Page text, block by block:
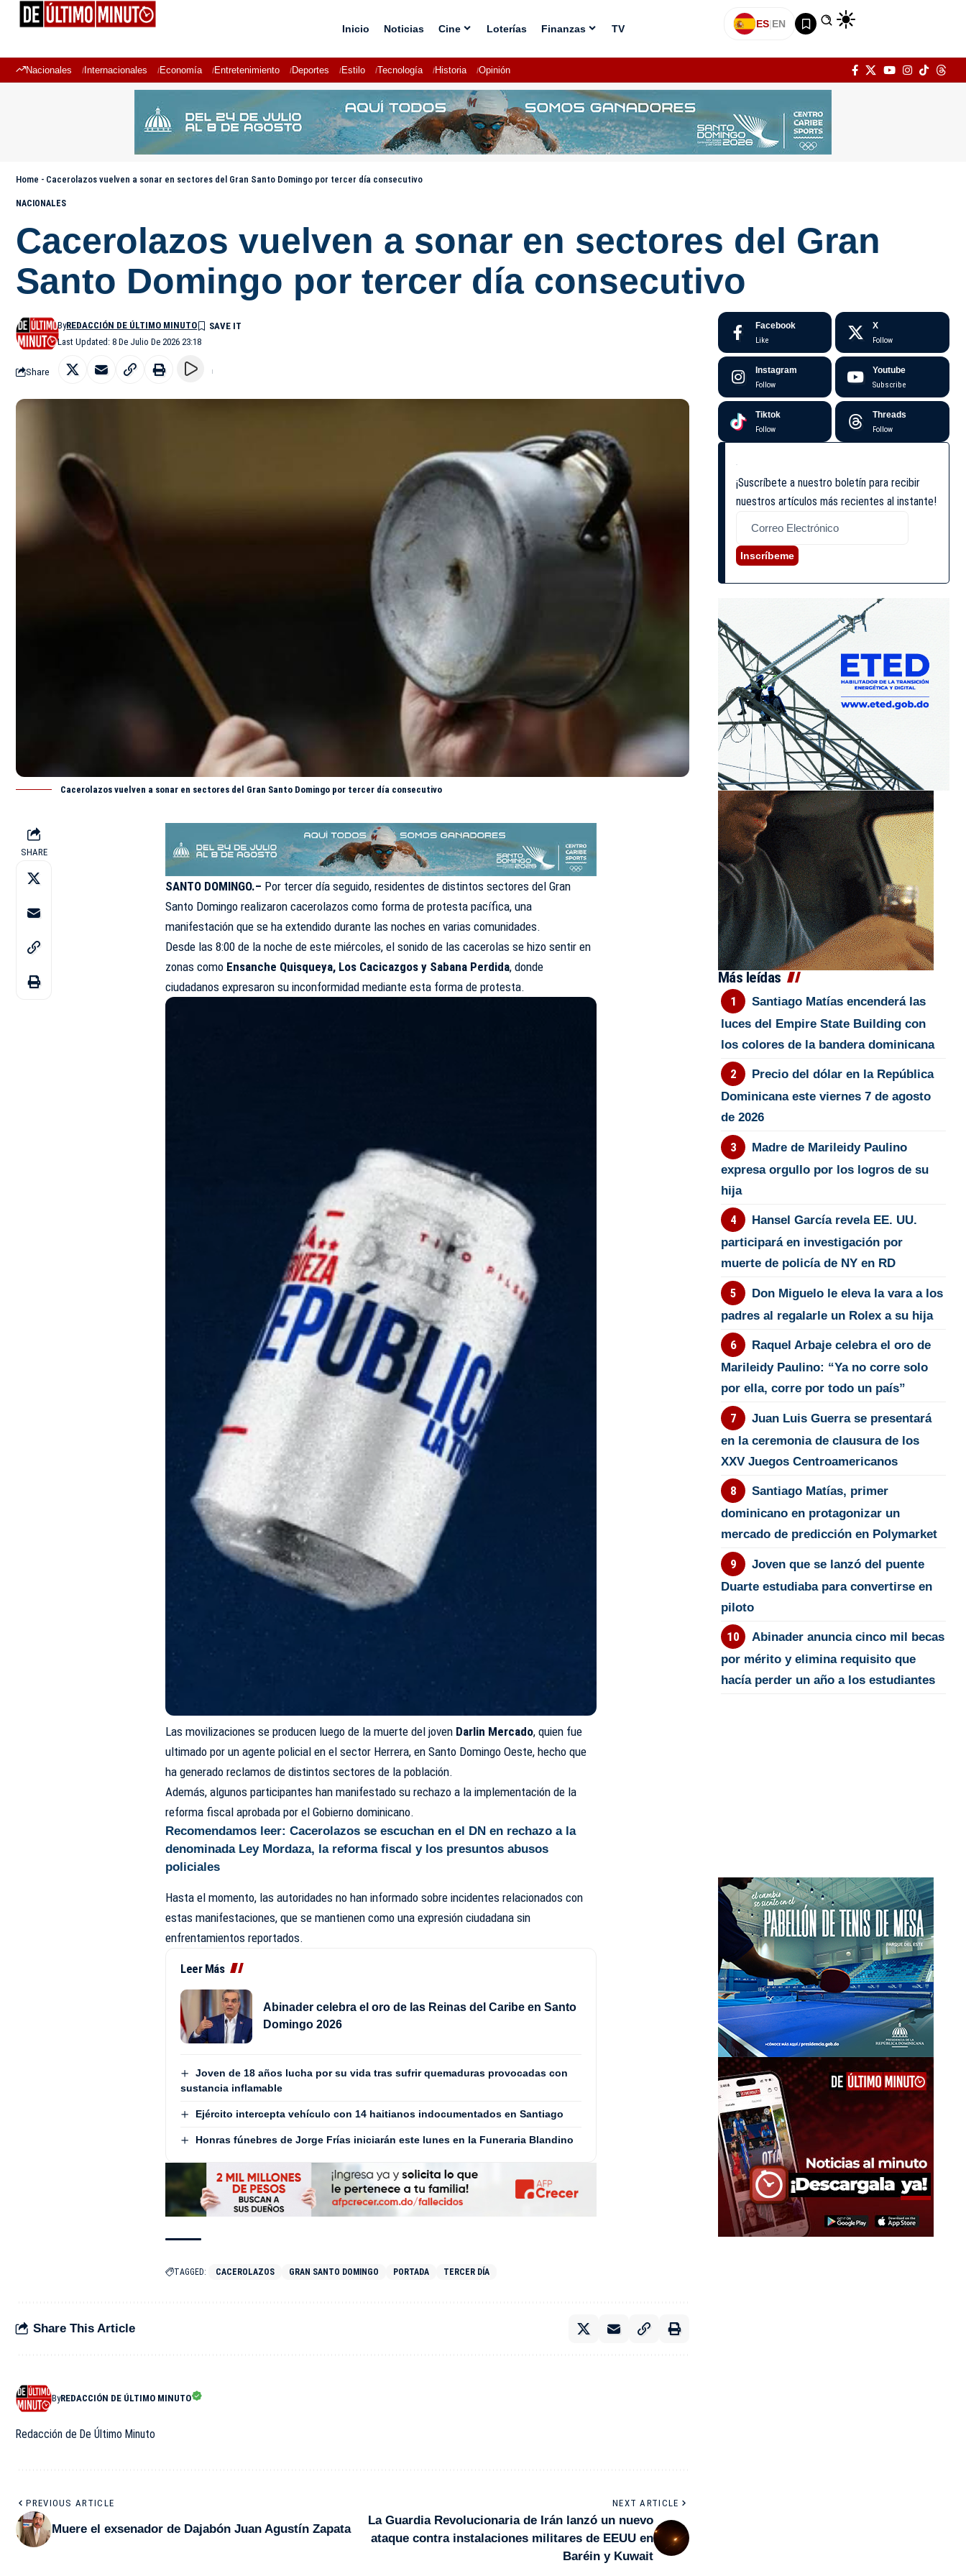
Inicio Noticias Cine Loterías Finanzas TV ES|EN
Nacionales Internacionales Economía Entretenimiento Deportes Estilo Tecnología Historia Opinión
Home - Cacerolazos vuelven a sonar en sectores del Gran Santo Domingo por tercer día consecutivo
NACIONALES
Cacerolazos vuelven a sonar en sectores del Gran
Santo Domingo por tercer día consecutivo
Last Updated: 8 De Julio De 2026 23:18
ByREDACCIÓN DE ÚLTIMO MINUTO
Share
Cacerolazos vuelven a sonar en sectores del Gran Santo Domingo por tercer día consecutivo
SHARE
SANTO DOMINGO.– Por tercer día seguido, residentes de distintos sectores delGran
Santo Domingorealizaron cacerolazos como forma de protesta pacífica, una
manifestación que se ha extendido durante las noches en varias comunidades.
Desde las 8:00 de la noche de este miércoles, el sonido de las cacerolas se hizo sentir en
zonas como Ensanche Quisqueya, Los Cacicazgos y Sabana Perdida, donde
ciudadanos expresaron su inconformidad mediante esta forma de protesta.
Las movilizaciones se producen luego de la muerte del joven Darlin Mercado, quien fue
ultimado por un agente policial en el sector Herrera, en Santo Domingo Oeste, hecho que
ha generado reclamos de distintos sectores de la población.
Además, algunos participantes han manifestado su rechazo a la implementación de la
reforma fiscal aprobada por el Gobierno dominicano.
Recomendamos leer:Cacerolazos se escuchan en el DN en rechazo a la
denominada Ley Mordaza, la reforma fiscal y los presuntos abusos
policiales
Hasta el momento, las autoridades no han informado sobre incidentes relacionados con
estas manifestaciones, que se mantienen como una expresión ciudadana sin
enfrentamientos reportados.
Leer Más
Abinader celebra el oro de las Reinas del Caribe en Santo
Domingo 2026
Joven de 18 años lucha por su vida tras sufrir quemaduras provocadas con
sustancia inflamable
Ejército intercepta vehículo con 14 haitianos indocumentados en Santiago
Honras fúnebres de Jorge Frías iniciarán este lunes en la Funeraria Blandino
TAGGED: CACEROLAZOS GRAN SANTO DOMINGO PORTADA TERCER DÍA
Share This Article
ByREDACCIÓN DE ÚLTIMO MINUTO
Redacción de De Último Minuto
PREVIOUS ARTICLE
Muere el exsenador de Dajabón Juan Agustín Zapata
NEXT ARTICLE
La Guardia Revolucionaria de Irán lanzó un nuevo
ataque contra instalaciones militares de EEUU en
Baréin y Kuwait
Facebook
Like
X
Follow
Instagram
Follow
Youtube
Subscribe
Tiktok
Follow
Threads
Follow
¡Suscríbete a nuestro boletín para recibir
nuestros artículos más recientes al instante!
Inscríbeme
Más leídas
Santiago Matías encenderá las
luces del Empire State Building con
los colores de la bandera dominicana
Precio del dólar en la República
Dominicana este viernes 7 de agosto
de 2026
Madre de Marileidy Paulino
expresa orgullo por los logros de su
hija
Hansel García revela EE. UU.
participará en investigación por
muerte de policía de NY en RD
Don Miguelo le eleva la vara a los
padres al regalarle un Rolex a su hija
Raquel Arbaje celebra el oro de
Marileidy Paulino: “Ya no corre solo
por ella, corre por todo un país”
Juan Luis Guerra se presentará
en la ceremonia de clausura de los
XXV Juegos Centroamericanos
Santiago Matías, primer
dominicano en protagonizar un
mercado de predicción en Polymarket
Joven que se lanzó del puente
Duarte estudiaba para convertirse en
piloto
Abinader anuncia cinco mil becas
por mérito y elimina requisito que
hacía perder un año a los estudiantes